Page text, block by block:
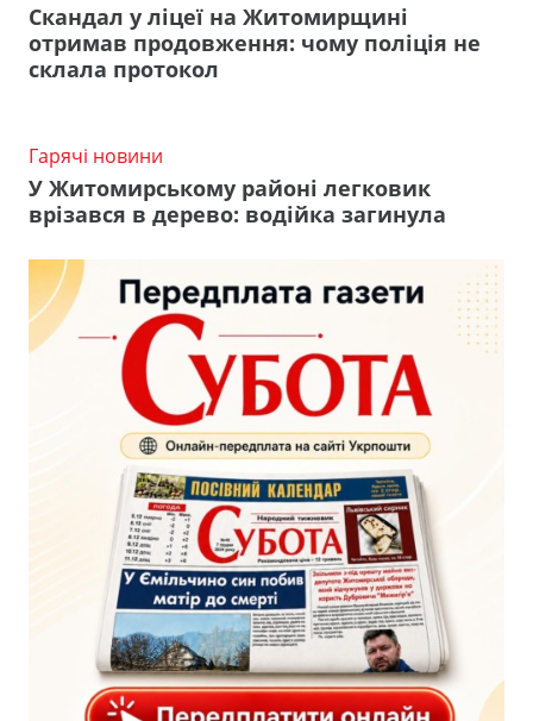
Скандал у ліцеї на Житомирщині
отримав продовження: чому поліція не
склала протокол
Гарячі новини
У Житомирському районі легковик
врізався в дерево: водійка загинула